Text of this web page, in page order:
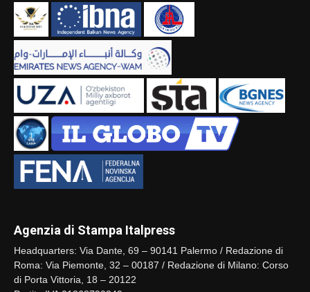
Agenzia di Stampa Italpress
Headquarters: Via Dante, 69 – 90141 Palermo / Redazione di
Roma: Via Piemonte, 32 – 00187 / Redazione di Milano: Corso
di Porta Vittoria, 18 – 20122